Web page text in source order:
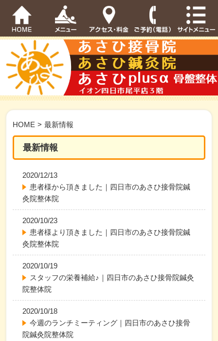
HOME > 最新情報
最新情報
2020/12/13
患者様から頂きました｜四日市のあさひ接骨院鍼
灸院整体院
2020/10/23
患者様より頂きました｜四日市のあさひ接骨院鍼
灸院整体院
2020/10/19
スタッフの栄養補給♪｜四日市のあさひ接骨院鍼灸
院整体院
2020/10/18
今週のランチミーティング｜四日市のあさひ接骨
院鍼灸院整体院